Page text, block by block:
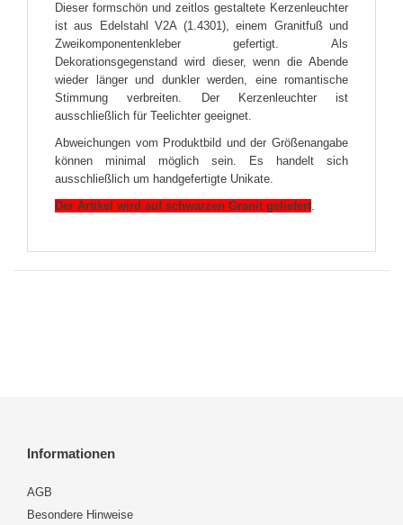
Dieser formschön und zeitlos gestaltete Kerzenleuchter
ist aus Edelstahl V2A (1.4301), einem Granitfuß und
Zweikomponentenkleber gefertigt. Als
Dekorationsgegenstand wird dieser, wenn die Abende
wieder länger und dunkler werden, eine romantische
Stimmung verbreiten. Der Kerzenleuchter ist
ausschließlich für Teelichter geeignet.
Abweichungen vom Produktbild und der Größenangabe
können minimal möglich sein. Es handelt sich
ausschließlich um handgefertigte Unikate.
Der Artikel wird auf schwarzen Granit geliefert.
Informationen
AGB
Besondere Hinweise